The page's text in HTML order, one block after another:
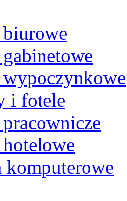
i fotele
komputerowe